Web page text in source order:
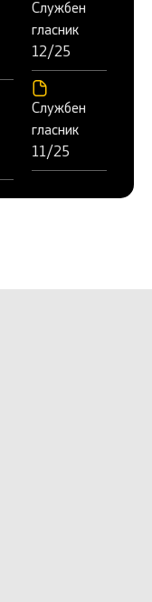
Службен
гласник
12/25
Службен
гласник
11/25